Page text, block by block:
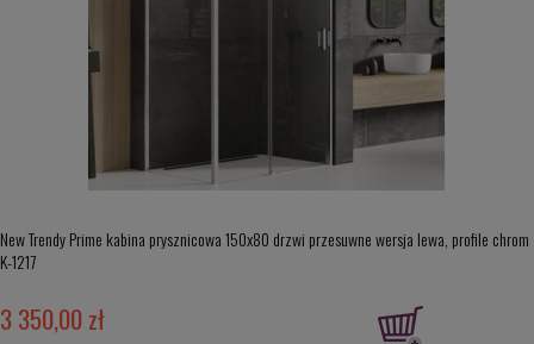
New Trendy Prime kabina prysznicowa 150x80 drzwi przesuwne wersja lewa, profile chrom
K-1217
3 350,00 zł